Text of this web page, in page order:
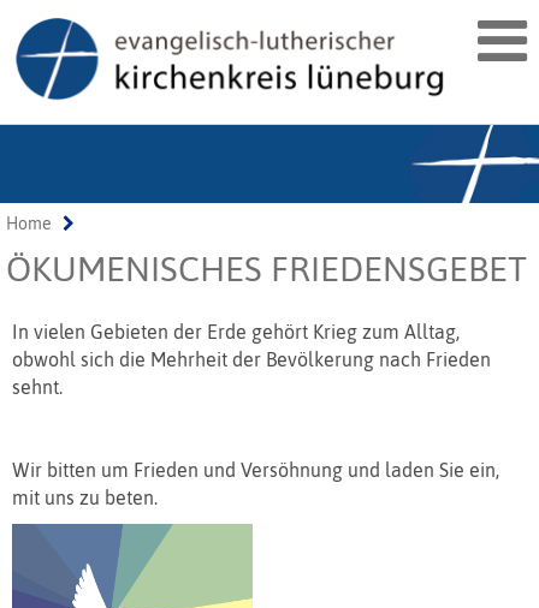
Home
ÖKUMENISCHES FRIEDENSGEBET
In vielen Gebieten der Erde gehört Krieg zum Alltag,
obwohl sich die Mehrheit der Bevölkerung nach Frieden
sehnt.
Wir bitten um Frieden und Versöhnung und laden Sie ein,
mit uns zu beten.